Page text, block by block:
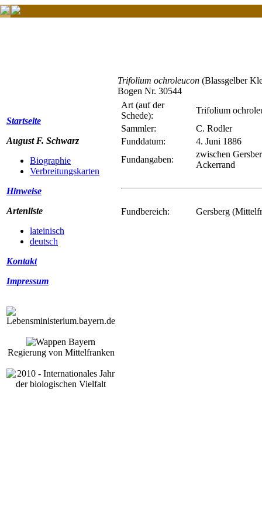
Startseite
August F. Schwarz
Biographie
Verbreitungskarten
Hinweise
Artenliste
lateinisch
deutsch
Kontakt
Impressum
Regierung von Mittelfranken
Trifolium ochroleucon (Blassgelber
Bogen Nr. 30544
Art (auf der
Schede):
Trifolium
Sammler:
C. Rodler
Funddatum:
4. Juni 1886
Fundangaben:
zwischen
Ackerrand
Fundbereich: Gersberg